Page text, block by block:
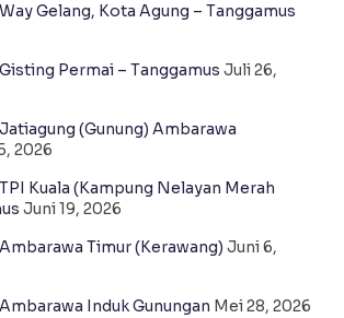
Gelang, Kota Agung – Tanggamus
Permai – Tanggamus Juli 26,
(Gunung) Ambarawa
2026
Kuala (Kampung Nelayan Merah
Juni 19, 2026
Timur (Kerawang) Juni 6,
Induk Gunungan Mei 28, 2026